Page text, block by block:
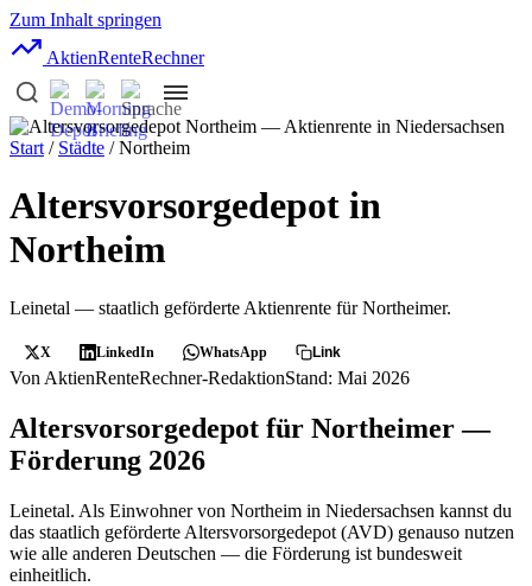
Zum Inhalt springen
AktienRenteRechner
Start / Städte / Northeim
Altersvorsorgedepot in
Northeim
Leinetal — staatlich geförderte Aktienrente für Northeimer.
X LinkedIn WhatsApp Link
Von AktienRenteRechner-RedaktionStand: Mai 2026
Altersvorsorgedepot für Northeimer —
Förderung 2026
Leinetal. Als Einwohner von Northeim in Niedersachsen kannst du
das staatlich geförderte Altersvorsorgedepot (AVD) genauso nutzen
wie alle anderen Deutschen — die Förderung ist bundesweit
einheitlich.